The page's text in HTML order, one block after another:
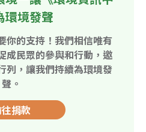
環境發聲
你的支持！我們相信唯有
成民眾的參與和行動，邀
列，讓我們持續為環境發
聲。
捐款